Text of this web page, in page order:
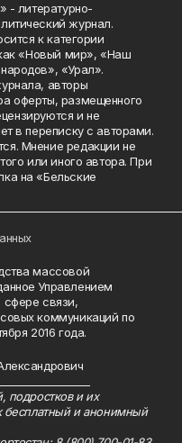
- литературно-
журнал.
к категории
как «Новый мир», «Наш
«Урал».
авторы
оферты, размещенного
и не
в переписку с авторами.
Мнение редакции не
или иного автора. При
на «Бельские
массовой
Управлением
связи,
коммуникаций по
2016 года.
подростков и их
бесплатный и анонимный